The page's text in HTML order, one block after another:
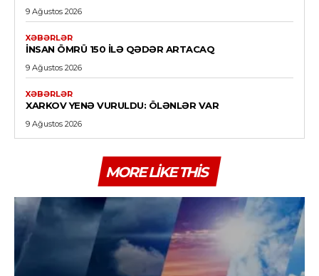
9 Ağustos 2026
XƏBƏRLƏR
İNSAN ÖMRÜ 150 ILƏ QƏDƏR ARTACAQ
9 Ağustos 2026
XƏBƏRLƏR
XARKOV YENƏ VURULDU: ÖLƏNLƏR VAR
9 Ağustos 2026
MORE LIKE THIS